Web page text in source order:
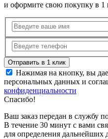
и оформите свою покупку в 1
Нажимая на кнопку, вы
персональных данных и
конфиденциальности
Спасибо!
Ваш заказ передан в службу
В течение 30 минут с вами
для определения дальнейших